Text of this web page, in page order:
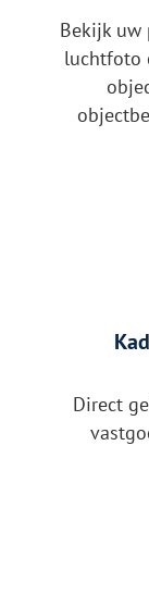
Bekijk
luchtfoto
Direct